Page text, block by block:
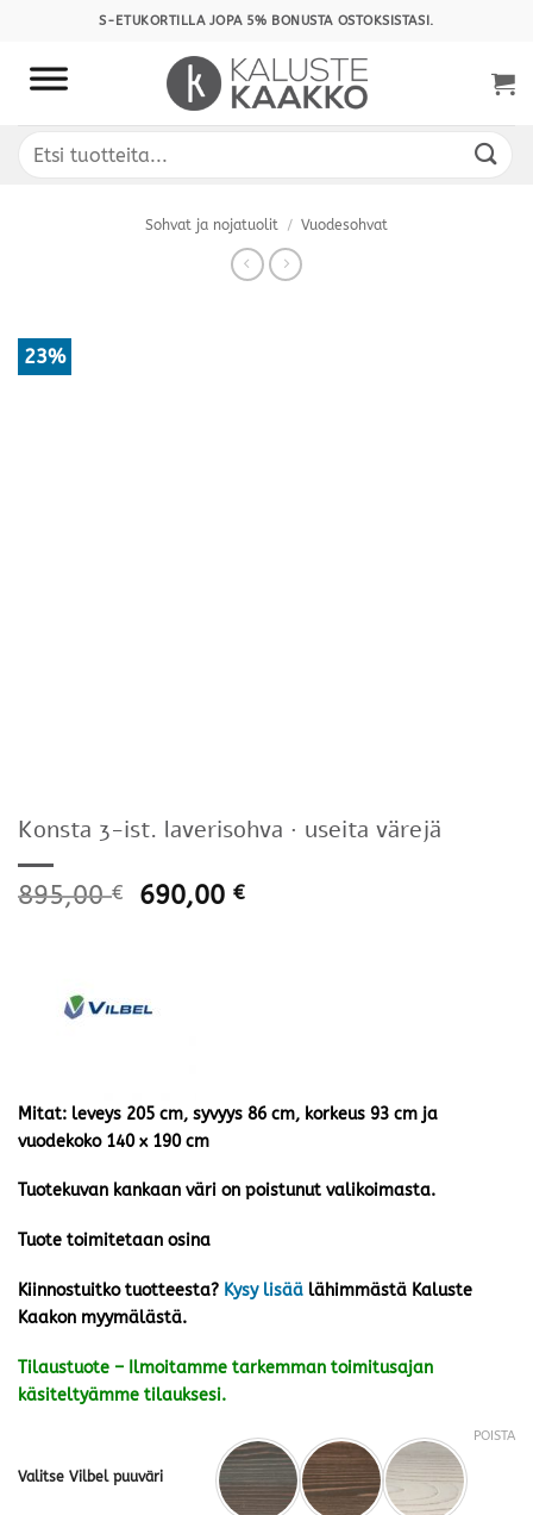
content
S-ETUKORTILLA JOPA 5% BONUSTA OSTOKSISTASI.
Etsi:
Sohvat ja nojatuolit / Vuodesohvat
23%
Konsta 3-ist. laverisohva · useita värejä
895,00€ 690,00€
Mitat: leveys 205 cm, syvyys 86 cm, korkeus 93 cm ja
vuodekoko 140 x 190 cm
Tuotekuvan kankaan väri on poistunut valikoimasta.
Tuote toimitetaan osina
Kiinnostuitko tuotteesta? Kysy lisää lähimmästä Kaluste
Kaakon myymälästä.
Tilaustuote – Ilmoitamme tarkemman toimitusajan
käsiteltyämme tilauksesi.
Valitse Vilbel puuväri
POISTA